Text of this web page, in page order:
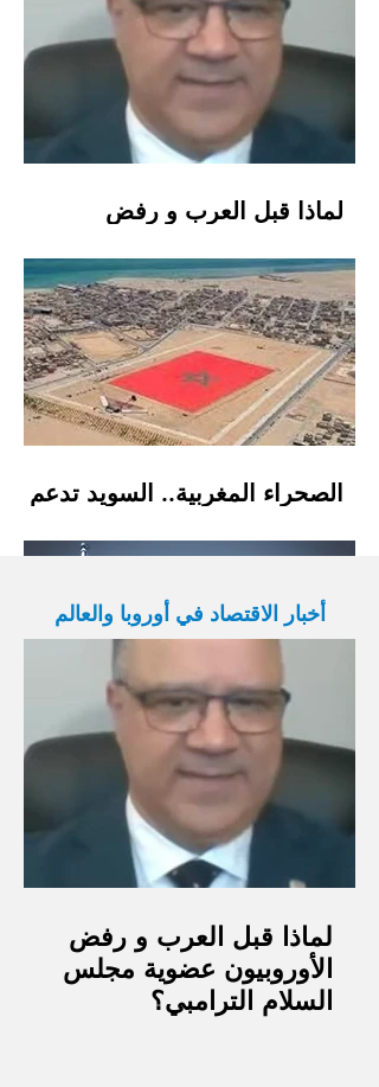
لماذا قبل العرب و رفض
الترامبي؟
الصحراء المغربية.. السويد تدعم
الذاتيمدير النشر
الاتحاد الأوروبي يصادق على
إجراءات تهدف إلى تشديد سياسة
أخبار الاقتصاد في أوروبا والعالم
لماذا قبل العرب و رفض
الأوروبيون عضوية مجلس
السلام الترامبي؟